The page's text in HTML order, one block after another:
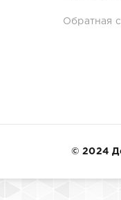
Обратная
© 2024